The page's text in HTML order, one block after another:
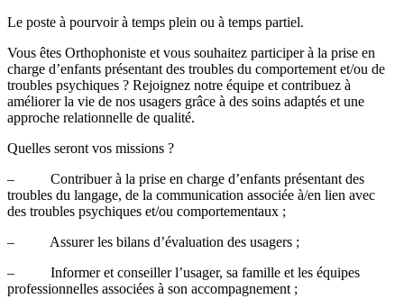
Le poste à pourvoir à temps plein ou à temps partiel.
Vous êtes Orthophoniste et vous souhaitez participer à la prise en
charge d’enfants présentant des troubles du comportement et/ou de
troubles psychiques ? Rejoignez notre équipe et contribuez à
améliorer la vie de nos usagers grâce à des soins adaptés et une
approche relationnelle de qualité.
Quelles seront vos missions ?
– Contribuer à la prise en charge d’enfants présentant des
troubles du langage, de la communication associée à/en lien avec
des troubles psychiques et/ou comportementaux ;
– Assurer les bilans d’évaluation des usagers ;
– Informer et conseiller l’usager, sa famille et les équipes
professionnelles associées à son accompagnement ;